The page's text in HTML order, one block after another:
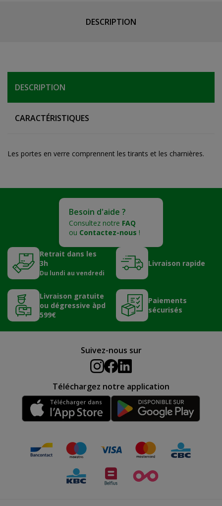
DESCRIPTION
DESCRIPTION
CARACTÉRISTIQUES
Les portes en verre comprennent les tirants et les charnières.
Besoin d'aide ?
Consultez notre FAQ
ou Contactez-nous !
Retrait dans les
3h
Du lundi au vendredi
Livraison rapide
Livraison gratuite
ou dégressive àpd
599€
Paiements
sécurisés
Suivez-nous sur
Téléchargez notre application